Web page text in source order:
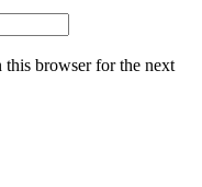
this browser for the next